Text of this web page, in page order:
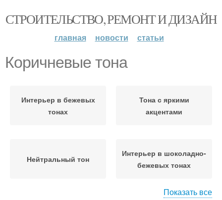
СТРОИТЕЛЬСТВО, РЕМОНТ И ДИЗАЙН
главная новости статьи
Коричневые тона
Интерьер в бежевых
тонах
Тона с яркими
акцентами
Нейтральный тон
Интерьер в шоколадно-
бежевых тонах
Показать все